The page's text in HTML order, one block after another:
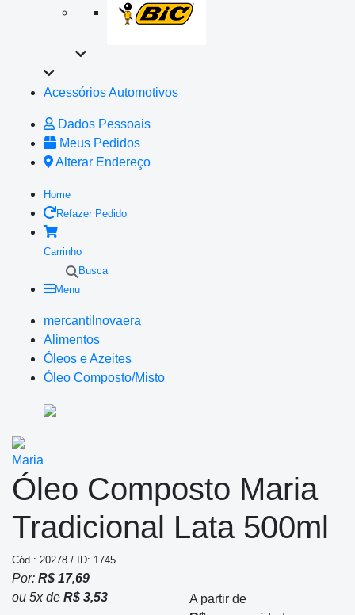
Acessórios Automotivos
Dados Pessoais
Meus Pedidos
Alterar Endereço
Home
Refazer Pedido
Carrinho
Busca
Menu
mercantilnovaera
Alimentos
Óleos e Azeites
Óleo Composto/Misto
Maria
Óleo Composto Maria
Tradicional Lata 500ml
Cód.: 20278 / ID: 1745
Por: R$ 17,69
ou 5xde R$ 3,53
A partir de